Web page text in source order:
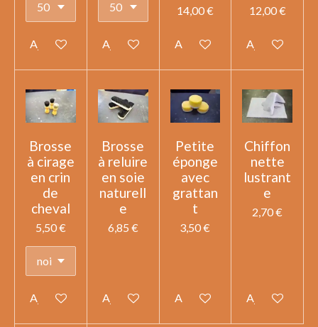
Ajouter au panierAjouter au panier
14,00 €
Ajouter au panier
12,00 €
Ajouter au
Brosse
à cirage
en crin
de
cheval
5,50 €
Ajouter au panier
Brosse
à reluire
en soie
naturell
e
6,85 €
Ajouter au panier
Petite
éponge
avec
grattan
t
3,50 €
Ajouter au panier
Chiffon
nette
lustrant
e
2,70 €
Ajouter au